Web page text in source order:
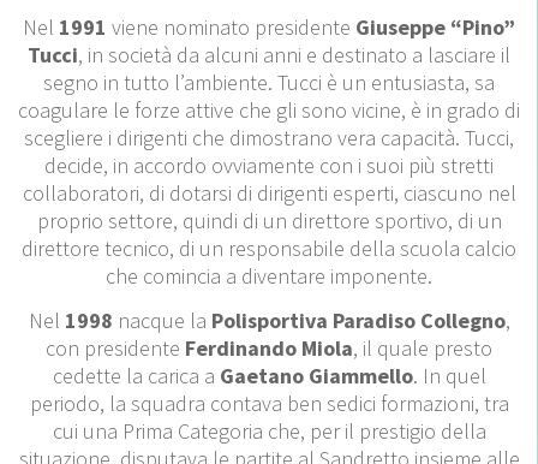
Nel 1991 viene nominato presidente Giuseppe “Pino”
Tucci, in società da alcuni anni e de­stinato a lasciare il
segno in tutto l’ambiente. Tucci è un entusiasta, sa
coagulare le forze attive che gli sono vicine, è in grado di
scegliere i dirigenti che dimostrano vera capacità. Tucci,
decide, in accordo ovviamente con i suoi più stretti
collaboratori, di dotarsi di dirigenti esperti, ciascuno nel
proprio settore, quindi di un direttore spor­tivo, di un
direttore tecnico, di un responsabile della scuola calcio
che co­mincia a diventare imponente.
Nel 1998 nacque la Polisportiva Paradiso Collegno,
con presidente Ferdinando Miola, il quale presto
cedette la carica a Gaetano Giammello. In quel
periodo, la squadra contava ben sedici formazioni, tra
cui una Prima Categoria che, per il prestigio della
situazione, disputava le partite al Sandretto insieme alle